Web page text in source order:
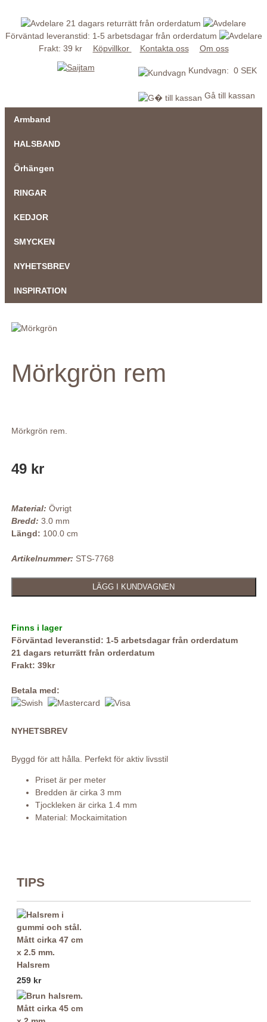
21 dagars returrätt från orderdatum
Förväntad leveranstid: 1-5 arbetsdagar från orderdatum
Frakt: 39 kr
Köpvillkor Kontakta oss Om oss
Kundvagn: 0 SEK
Gå till kassan
Armband
HALSBAND
Örhängen
RINGAR
KEDJOR
SMYCKEN
NYHETSBREV
INSPIRATION
Mörkgrön rem
Mörkgrön rem.
49 kr
Material: Övrigt
Bredd: 3.0 mm
Längd: 100.0 cm
Artikelnummer: STS-7768
Finns i lager
Förväntad leveranstid: 1-5 arbetsdagar från orderdatum
21 dagars returrätt från orderdatum
Frakt: 39kr
Betala med:
NYHETSBREV
Byggd för att hålla. Perfekt för aktiv livsstil
Priset är per meter
Bredden är cirka 3 mm
Tjockleken är cirka 1.4 mm
Material: Mockaimitation
TIPS
Halsrem
259 kr